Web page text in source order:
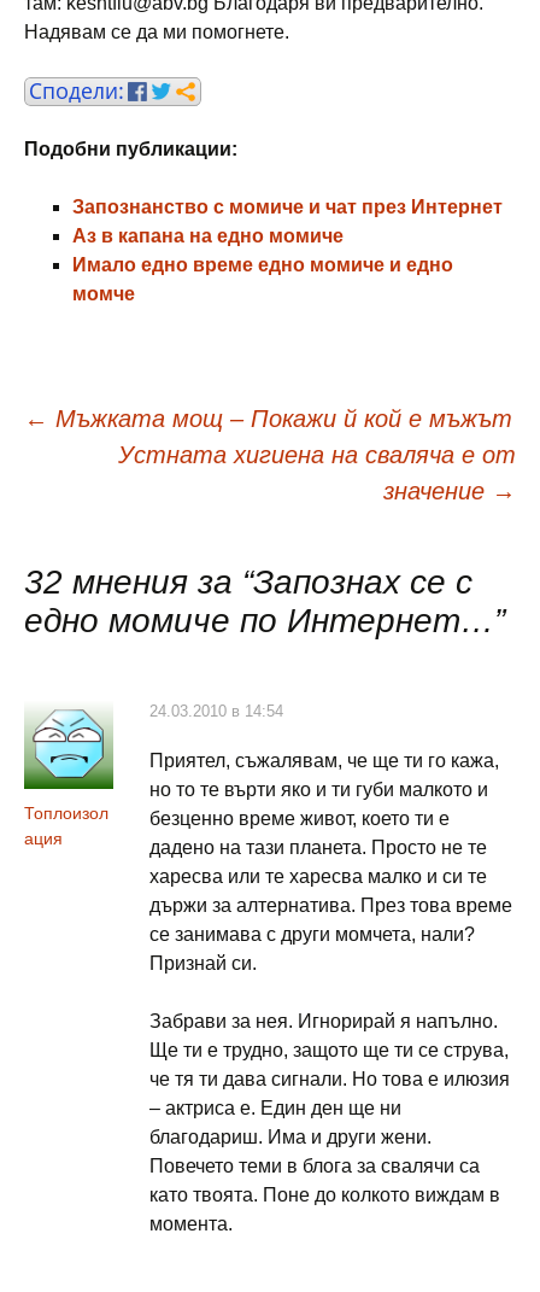
Надявам се да ми помогнете.
Подобни публикации:
Запознанство с момиче и чат през Интернет
Аз в капана на едно момиче
Имало едно време едно момиче и едно
момче
Навигация
публикациите
← Мъжката мощ – Покажи й кой е мъжът
Устната хигиена на сваляча е от
значение →
32 мнения за “Запознах се с
едно момиче по Интернет…”
Топлоизол
ация
24.03.2010 в 14:54
Приятел, съжалявам, че ще ти го кажа,
но то те върти яко и ти губи малкото и
безценно време живот, което ти е
дадено на тази планета. Просто не те
харесва или те харесва малко и си те
държи за алтернатива. През това време
се занимава с други момчета, нали?
Признай си.
Забрави за нея. Игнорирай я напълно.
Ще ти е трудно, защото ще ти се струва,
че тя ти дава сигнали. Но това е илюзия
– актриса е. Един ден ще ни
благодариш. Има и други жени.
Повечето теми в блога за свалячи са
като твоята. Поне до колкото виждам в
момента.